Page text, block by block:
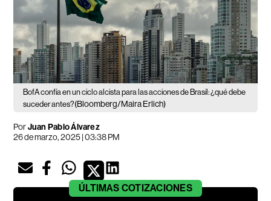
BofA confía en un ciclo alcista para las acciones de Brasil: ¿qué debe
suceder antes?(Bloomberg/Maira Erlich)
PorJuan Pablo Álvarez
26 de marzo, 2025 | 03:38 PM
ÚLTIMAS COTIZACIONES